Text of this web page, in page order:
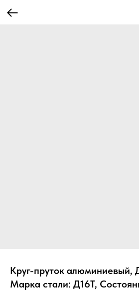
Круг-пруток алюминиевый,
Марка стали: Д16Т,